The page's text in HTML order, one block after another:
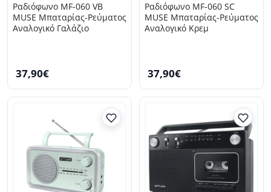
Ραδιόφωνο MF-060 VB
MUSE Μπαταρίας-Ρεύματος
Αναλογικό Γαλάζιο
37,90€
Ραδιόφωνο MF-060 SC
MUSE Μπαταρίας-Ρεύματος
Αναλογικό Κρεμ
37,90€